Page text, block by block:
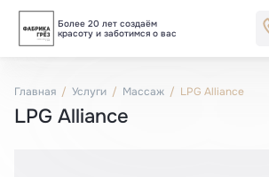
Более 20 лет создаём
красоту и заботимся о вас
Блог
Главная Услуги Массаж LPG Alliance
LPG Alliance